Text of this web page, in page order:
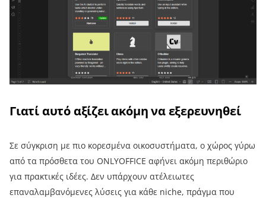
Γιατί αυτό αξίζει ακόμη να εξερευνηθεί
Σε σύγκριση με πιο κορεσμένα οικοσυστήματα, ο χώρος γύρω
από τα πρόσθετα του ONLYOFFICE αφήνει ακόμη περιθώριο
για πρακτικές ιδέες. Δεν υπάρχουν ατέλειωτες
επαναλαμβανόμενες λύσεις για κάθε niche, πράγμα που